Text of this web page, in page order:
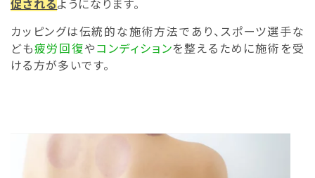
促されるようになります。
カッピングは伝統的な施術方法であり、スポーツ選手な
ども疲労回復やコンディションを整えるために施術を受
ける方が多いです。